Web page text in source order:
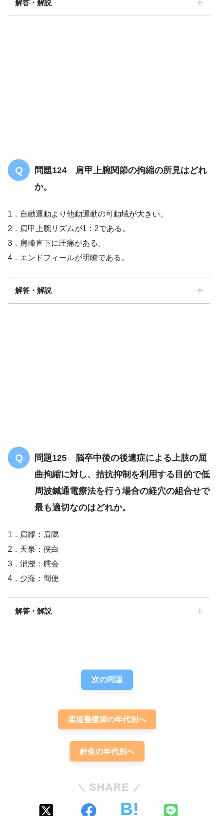
解答・解説
問題124 肩甲上腕関節の拘縮の所見はどれ
か。
1．自動運動より他動運動の可動域が大きい。
2．肩甲上腕リズムが1：2である。
3．肩峰直下に圧痛がある。
4．エンドフィールが明瞭である。
解答・解説
問題125 脳卒中後の後遺症による上肢の屈
曲拘縮に対し、拮抗抑制を利用する目的で低
周波鍼通電療法を行う場合の経穴の組合せで
最も適切なのはどれか。
1．肩髎：肩隅
2．天泉：侠白
3．消濼：臑会
4．少海：間使
解答・解説
次の問題
柔道整復師の年代別へ
針灸の年代別へ
SHARE